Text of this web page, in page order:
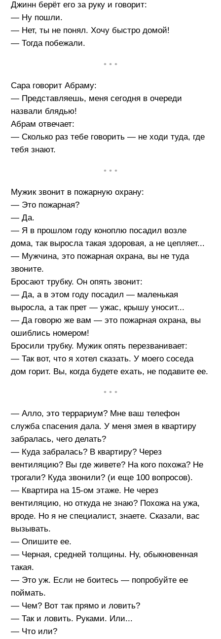
Джинн берёт его за руку и говорит:
— Ну пошли.
— Нет, ты не понял. Хочу быстро домой!
— Тогда побежали.
• • •
Сара говорит Абраму:
— Представляешь, меня сегодня в очереди
назвали блядью!
Абрам отвечает:
— Сколько раз тебе говорить — не ходи туда, где
тебя знают.
• • •
Мужик звонит в пожарную охрану:
— Это пожарная?
— Да.
— Я в прошлом году коноплю посадил возле
дома, так выросла такая здоровая, а не цепляет...
— Мужчина, это пожарная охрана, вы не туда
звоните.
Бросают трубку. Он опять звонит:
— Да, а в этом году посадил — маленькая
выросла, а так прет — ужас, крышу уносит...
— Да говорю же вам — это пожарная охрана, вы
ошиблись номером!
Бросили трубку. Мужик опять перезванивает:
— Так вот, что я хотел сказать. У моего соседа
дом горит. Вы, когда будете ехать, не подавите ее.
• • •
— Алло, это террариум? Мне ваш телефон
служба спасения дала. У меня змея в квартиру
забралась, чего делать?
— Куда забралась? В квартиру? Через
вентиляцию? Вы где живете? На кого похожа? Не
трогали? Куда звонили? (и еще 100 вопросов).
— Квартира на 15-ом этаже. Не через
вентиляцию, но откуда не знаю? Похожа на ужа,
вроде. Но я не специалист, знаете. Сказали, вас
вызывать.
— Опишите ее.
— Черная, средней толщины. Ну, обыкновенная
такая.
— Это уж. Если не боитесь — попробуйте ее
поймать.
— Чем? Вот так прямо и ловить?
— Так и ловить. Руками. Или...
— Что или?